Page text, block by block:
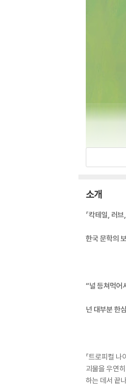
소개
『칵테일, 러브
한국 문학의
“널 등쳐먹어
넌 대부분 한
『트로피컬
괴물을 우연
하는 데서 끝